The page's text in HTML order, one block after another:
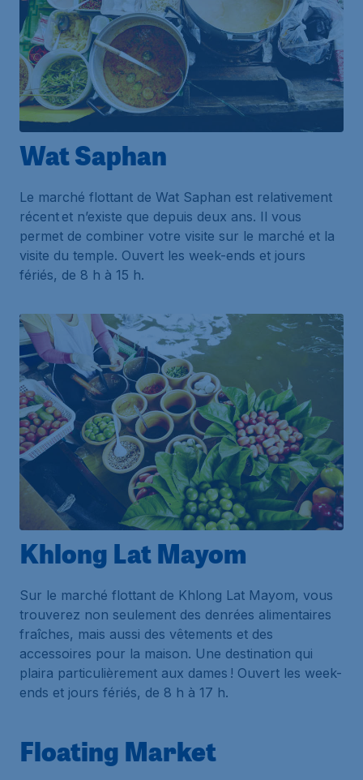
Wat Saphan
Le marché flottant de Wat Saphan est relativement
récent et n’existe que depuis deux ans. Il vous
permet de combiner votre visite sur le marché et la
visite du temple. Ouvert les week-ends et jours
fériés, de 8 h à 15 h.
Khlong Lat Mayom
Sur le marché flottant de Khlong Lat Mayom, vous
trouverez non seulement des denrées alimentaires
fraîches, mais aussi des vêtements et des
accessoires pour la maison. Une destination qui
plaira particulièrement aux dames ! Ouvert les week-
ends et jours fériés, de 8 h à 17 h.
Floating Market